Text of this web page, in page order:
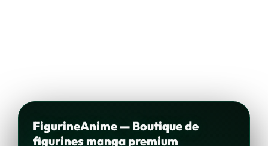
FigurineAnime — Boutique de
figurines manga premium